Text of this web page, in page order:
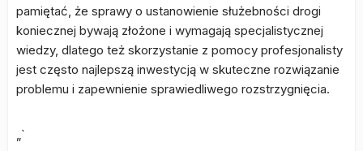
pamiętać, że sprawy o ustanowienie służebności drogi
koniecznej bywają złożone i wymagają specjalistycznej
wiedzy, dlatego też skorzystanie z pomocy profesjonalisty
jest często najlepszą inwestycją w skuteczne rozwiązanie
problemu i zapewnienie sprawiedliwego rozstrzygnięcia.
„`